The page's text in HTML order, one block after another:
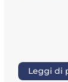
Leggi di